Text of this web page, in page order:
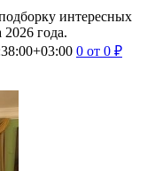
интересных
года.
0 от 0 ₽